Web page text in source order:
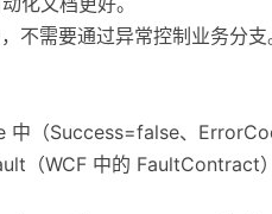
不需要通过异常控制业务分支
中（Success=false、
（WCF 中的 FaultContract